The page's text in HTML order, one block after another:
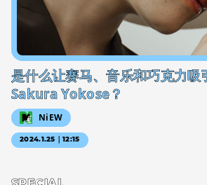
是什么让赛马、音乐和巧克力吸
Sakura Yokose？
NiEW
2024.1.25｜12:15